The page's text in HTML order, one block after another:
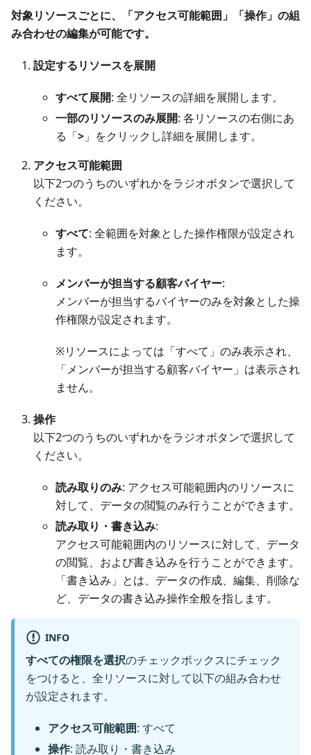
対象リソースごとに、「アクセス可能範囲」「操作」の組
み合わせの編集が可能です。
設定するリソースを展開
すべて展開: 全リソースの詳細を展開します。
一部のリソースのみ展開: 各リソースの右側にあ
る「>」をクリックし詳細を展開します。
アクセス可能範囲
以下2つのうちのいずれかをラジオボタンで選択して
ください。
すべて: 全範囲を対象とした操作権限が設定され
ます。
メンバーが担当する顧客バイヤー:
メンバーが担当するバイヤーのみを対象とした操
作権限が設定されます。
※リソースによっては「すべて」のみ表示され、
「メンバーが担当する顧客バイヤー」は表示され
ません。
操作
以下2つのうちのいずれかをラジオボタンで選択して
ください。
読み取りのみ: アクセス可能範囲内のリソースに
対して、データの閲覧のみ行うことができます。
読み取り・書き込み:
アクセス可能範囲内のリソースに対して、データ
の閲覧、および書き込みを行うことができます。
「書き込み」とは、データの作成、編集、削除な
ど、データの書き込み操作全般を指します。
INFO
すべての権限を選択のチェックボックスにチェック
をつけると、全リソースに対して以下の組み合わせ
が設定されます。
アクセス可能範囲: すべて
操作: 読み取り・書き込み